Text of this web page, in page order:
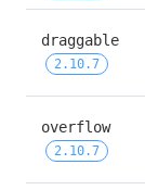
draggable
2.10.7
overflow
2.10.7